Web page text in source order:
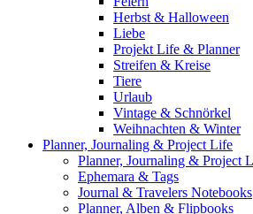
Herbst & Halloween
Liebe
Projekt Life & Planner
Streifen & Kreise
Tiere
Urlaub
Vintage & Schnörkel
Weihnachten & Winter
Planner, Journaling & Project Life
Planner, Journaling & Project
Ephemara & Tags
Journal & Travelers Notebooks
Planner, Alben & Flipbooks